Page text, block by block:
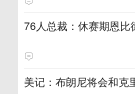
76人总裁：休赛期恩
美记：布朗尼将会和克